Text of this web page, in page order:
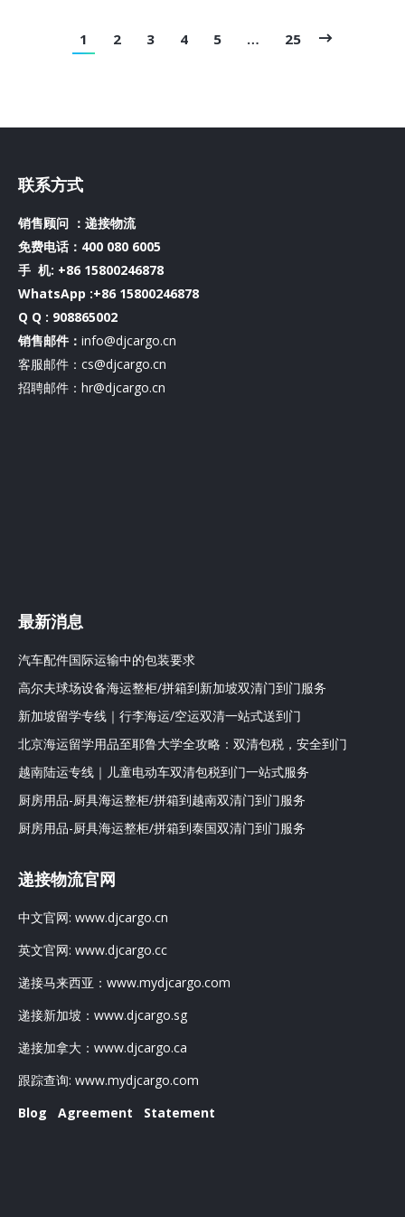
1 2 3 4 5 … 25
联系方式
销售顾问 ：递接物流
免费电话：400 080 6005
手 机: +86 15800246878
WhatsApp :+86 15800246878
Q Q : 908865002
销售邮件： info@djcargo.cn
客服邮件：cs@djcargo.cn
招聘邮件：hr@djcargo.cn
最新消息
汽车配件国际运输中的包装要求
高尔夫球场设备海运整柜/拼箱到新加坡双清门到门服务
新加坡留学专线｜行李海运/空运双清一站式送到门
北京海运留学用品至耶鲁大学全攻略：双清包税，安全到门
越南陆运专线｜儿童电动车双清包税到门一站式服务
厨房用品-厨具海运整柜/拼箱到越南双清门到门服务
厨房用品-厨具海运整柜/拼箱到泰国双清门到门服务
递接物流官网
中文官网: www.djcargo.cn
英文官网: www.djcargo.cc
递接马来西亚： www.mydjcargo.com
递接新加坡： www.djcargo.sg
递接加拿大： www.djcargo.ca
跟踪查询: www.mydjcargo.com
Blog
Agreement Statement